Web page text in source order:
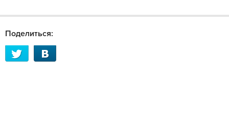
Поделиться: